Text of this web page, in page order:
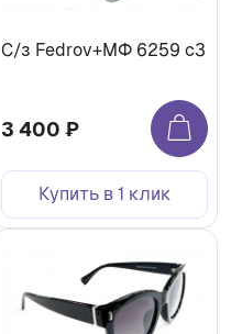
С/з Fedrov+МФ 6259 c3
3 400 ₽
Купить в 1 клик